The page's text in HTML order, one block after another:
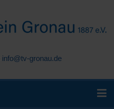
info@tv-gronau.de